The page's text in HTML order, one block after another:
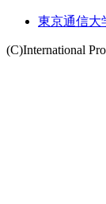
東京通信大
(C)International